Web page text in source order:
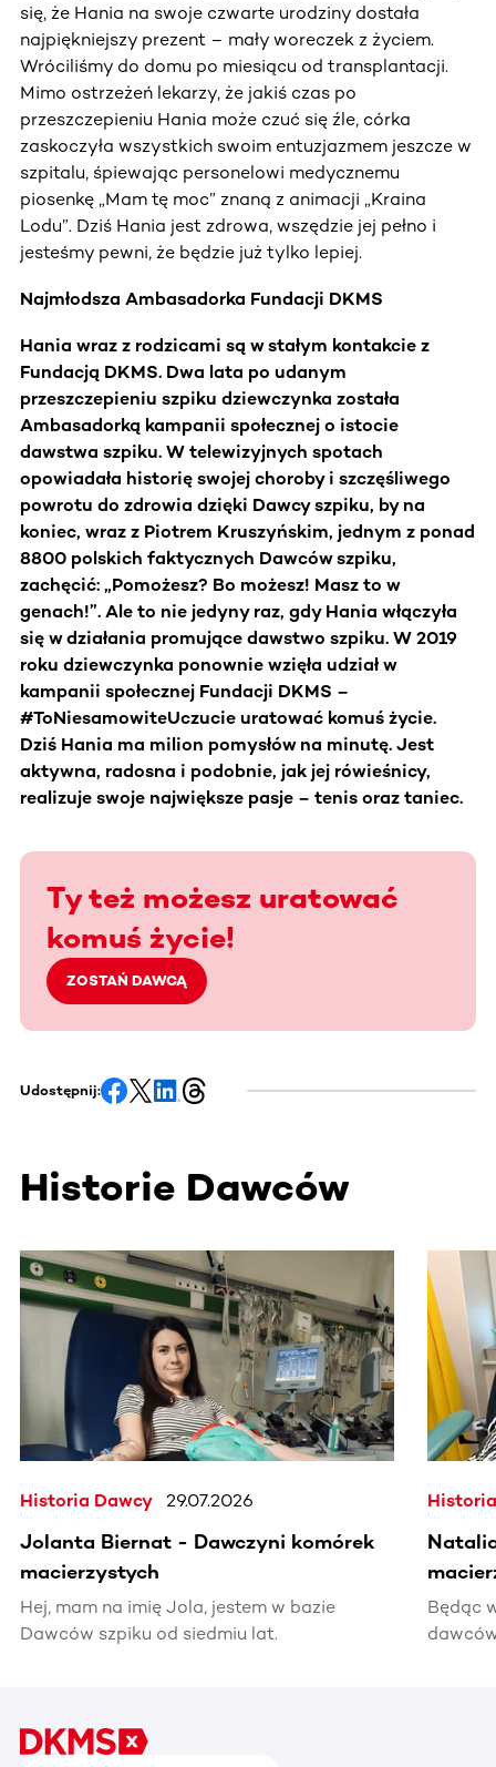
się, że Hania na swoje czwarte urodziny dostała
najpiękniejszy prezent – mały woreczek z życiem.
Wróciliśmy do domu po miesiącu od transplantacji.
Mimo ostrzeżeń lekarzy, że jakiś czas po
przeszczepieniu Hania może czuć się źle, córka
zaskoczyła wszystkich swoim entuzjazmem jeszcze w
szpitalu, śpiewając personelowi medycznemu
piosenkę „Mam tę moc” znaną z animacji „Kraina
Lodu”. Dziś Hania jest zdrowa, wszędzie jej pełno i
jesteśmy pewni, że będzie już tylko lepiej.
Najmłodsza Ambasadorka Fundacji DKMS
Hania wraz z rodzicami są w stałym kontakcie z
Fundacją DKMS. Dwa lata po udanym
przeszczepieniu szpiku dziewczynka została
Ambasadorką kampanii społecznej o istocie
dawstwa szpiku. W telewizyjnych spotach
opowiadała historię swojej choroby i szczęśliwego
powrotu do zdrowia dzięki Dawcy szpiku, by na
koniec, wraz z Piotrem Kruszyńskim, jednym z ponad
8800 polskich faktycznych Dawców szpiku,
zachęcić: „Pomożesz? Bo możesz! Masz to w
genach!”. Ale to nie jedyny raz, gdy Hania włączyła
się w działania promujące dawstwo szpiku. W 2019
roku dziewczynka ponownie wzięła udział w
kampanii społecznej Fundacji DKMS –
#ToNiesamowiteUczucie uratować komuś życie.
Dziś Hania ma milion pomysłów na minutę. Jest
aktywna, radosna i podobnie, jak jej rówieśnicy,
realizuje swoje największe pasje – tenis oraz taniec.
Ty też możesz uratować
komuś życie!
ZOSTAŃ DAWCĄ
Udostępnij:
Historie Dawców
Ta sekcja zawiera treści przewijane w poziomie. Użyj
Historia Dawcy 29.07.2026
Jolanta Biernat - Dawczyni komórek
macierzystych
Hej, mam na imię Jola, jestem w bazie
Dawców szpiku od siedmiu lat.
Będąc